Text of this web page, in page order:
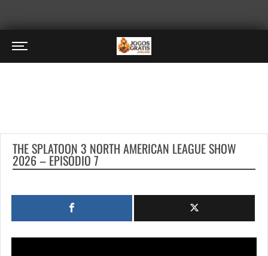
THE SPLATOON 3 NORTH AMERICAN LEAGUE SHOW
2026 – EPISÓDIO 7